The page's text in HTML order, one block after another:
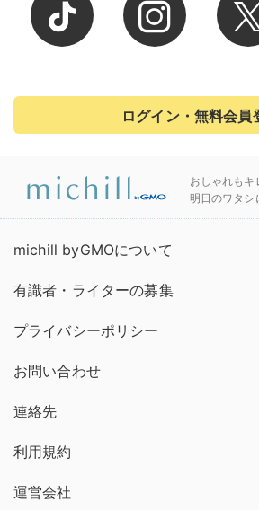
ログイン・無料会員
おしゃれもキ
明日のワタシ
michill byGMOについて
有識者・ライターの募集
プライバシーポリシー
お問い合わせ
連絡先
利用規約
運営会社